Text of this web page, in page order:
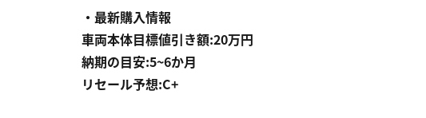
・最新購入情報
車両本体目標値引き額:20万円
納期の目安:5~6か月
リセール予想:C+